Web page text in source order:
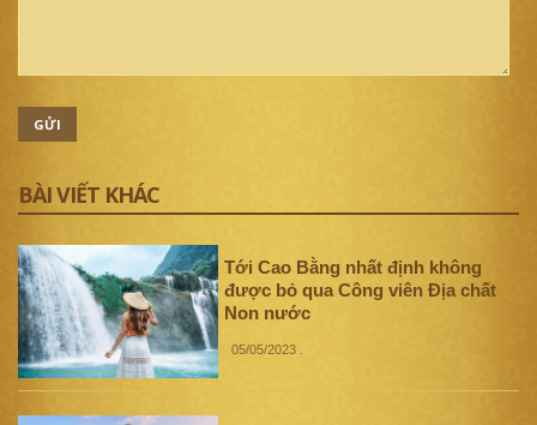
GỬI
BÀI VIẾT KHÁC
Tới Cao Bằng nhất định không
được bỏ qua Công viên Địa chất
Non nước
05/05/2023